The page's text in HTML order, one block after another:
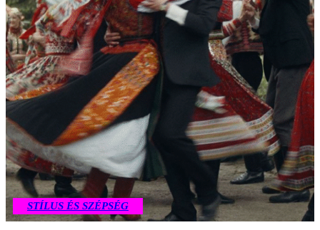
STÍLUS ÉS SZÉPSÉG